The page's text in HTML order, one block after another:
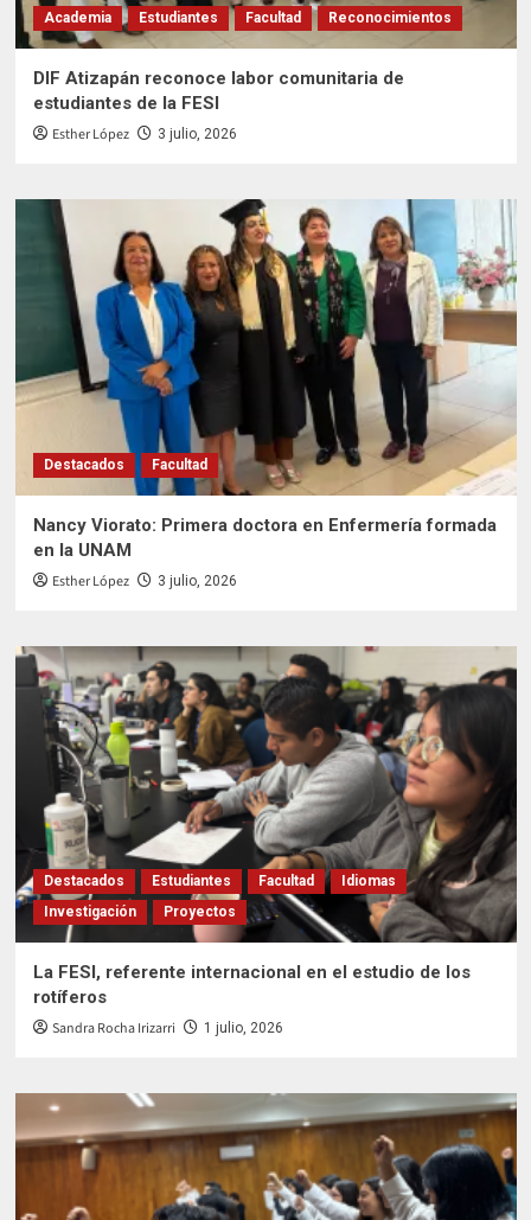
Academia Estudiantes Facultad Reconocimientos
DIF Atizapán reconoce labor comunitaria de
estudiantes de la FESI
Esther López 3 julio, 2026
Destacados Facultad
Nancy Viorato: Primera doctora en Enfermería formada
en la UNAM
Esther López 3 julio, 2026
Destacados Estudiantes Facultad
Idiomas
Investigación
Proyectos
La FESI, referente internacional en el estudio de los
rotíferos
Sandra Rocha Irizarri 1 julio, 2026